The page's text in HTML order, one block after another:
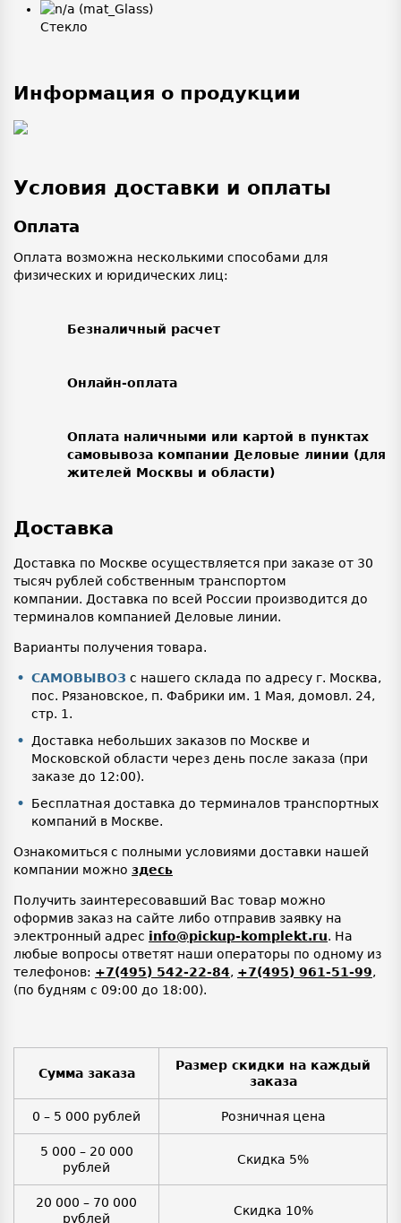
Стекло
Информация о продукции
Условия доставки и оплаты
Оплата
Оплата возможна несколькими способами для
физических и юридических лиц:
Безналичный расчет
Онлайн-оплата
Оплата наличными или картой в пунктах
самовывоза компании Деловые линии (для
жителей Москвы и области)
Доставка
Доставка по Москве осуществляется при заказе от 30
тысяч рублей собственным транспортом
компании. Доставка по всей России производится до
терминалов компанией Деловые линии.
Варианты получения товара.
САМОВЫВОЗ с нашего склада по адресу г. Москва,
пос. Рязановское, п. Фабрики им. 1 Мая, домовл. 24,
стр. 1.
Доставка небольших заказов по Москве и
Московской области через день после заказа (при
заказе до 12:00).
Бесплатная доставка до терминалов транспортных
компаний в Москве.
Ознакомиться с полными условиями доставки нашей
компании можно здесь
Получить заинтересовавший Вас товар можно
оформив заказ на сайте либо отправив заявку на
электронный адрес info@pickup-komplekt.ru. На
любые вопросы ответят наши операторы по одному из
телефонов: +7(495) 542-22-84, +7(495) 961-51-99,
(по будням с 09:00 до 18:00).
Сумма заказа
Размер скидки на каждый
заказа
0 – 5 000 рублей Розничная цена
5 000 – 20 000
рублей
Скидка 5%
20 000 – 70 000
рублей
Скидка 10%